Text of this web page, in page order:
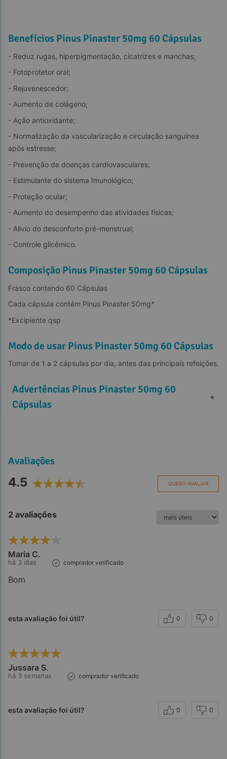
Benefícios Pinus Pinaster 50mg 60 Cápsulas
- Reduz rugas, hiperpigmentação, cicatrizes e manchas;
- Fotoprotetor oral;
- Rejuvenescedor;
- Aumento de colágeno;
- Ação antioxidante;
- Normalização da vascularização e circulação sanguínea
após estresse;
- Prevenção de doenças cardiovasculares;
- Estimulante do sistema Imunológico;
- Proteção ocular;
- Aumento do desempenho das atividades físicas;
- Alivio do desconforto pré-menstrual;
- Controle glicêmico.
Composição Pinus Pinaster 50mg 60 Cápsulas
Frasco contendo 60 Cápsulas
Cada cápsula contém Pinus Pinaster 50mg*
*Excipiente qsp
Modo de usar Pinus Pinaster 50mg 60 Cápsulas
Tomar de 1 a 2 cápsulas por dia, antes das principais refeições.
Advertências Pinus Pinaster 50mg 60
Cápsulas
+
Avaliações
4.5 QUERO AVALIAR
2 avaliações
Maria C.
há 3 dias comprador verificado
Bom
esta avaliação foi útil? 0 0
Jussara S.
há 3 semanas comprador verificado
esta avaliação foi útil? 0 0